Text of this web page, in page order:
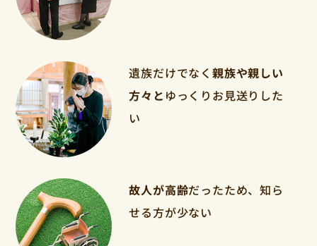
遺族だけでなく親族や親しい
方々と ゆっくりお見送りした
い
故人が高齢だったため、知ら
せる方が少ない